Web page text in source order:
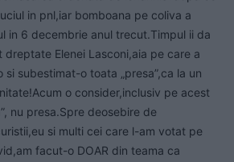
in pnl,iar bomboana pe coliva a
in 6 decembrie anul trecut.Timpul ii da
dreptate Elenei Lasconi,aia pe care a
si subestimat-o toata „presa”,ca la un
o consider,inclusiv pe acest
nu presa.Spre deosebire de
si multi cei care l-am votat pe
facut-o DOAR din teama ca